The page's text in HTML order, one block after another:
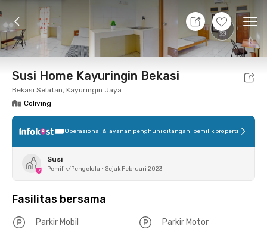
+2
8 Agt 26 - Belum tahu
Foto Fasilitas bersama Lokasi Kamar
Susi Home Kayuringin Bekasi
Bekasi Selatan, Kayuringin Jaya
Coliving
Operasional & layanan penghuni ditangani pemilik properti
Susi
Pemilik/Pengelola • Sejak Februari 2023
Fasilitas bersama
Parkir Mobil Parkir Motor